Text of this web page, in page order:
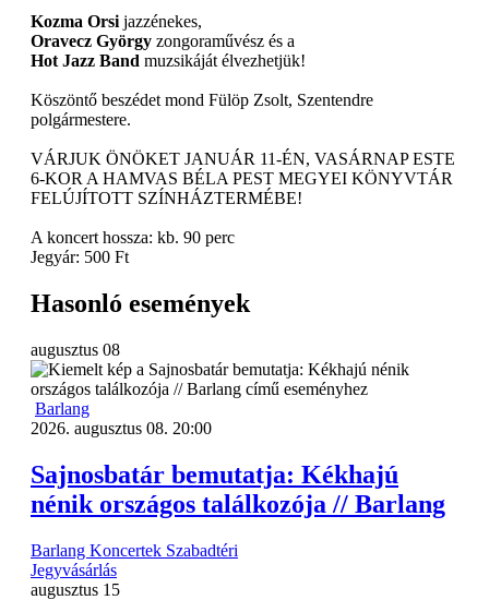
Kozma Orsi jazzénekes,
Oravecz György zongoraművész és a
Hot Jazz Band muzsikáját élvezhetjük!
Köszöntő beszédet mond Fülöp Zsolt, Szentendre
polgármestere.
VÁRJUK ÖNÖKET JANUÁR 11-ÉN, VASÁRNAP ESTE
6-KOR A HAMVAS BÉLA PEST MEGYEI KÖNYVTÁR
FELÚJÍTOTT SZÍNHÁZTERMÉBE!
A koncert hossza: kb. 90 perc
Jegyár: 500 Ft
Hasonló események
augusztus 08
Barlang
2026. augusztus 08. 20:00
Sajnosbatár bemutatja: Kékhajú
nénik országos találkozója // Barlang
Barlang Koncertek Szabadtéri
Jegyvásárlás
augusztus 15